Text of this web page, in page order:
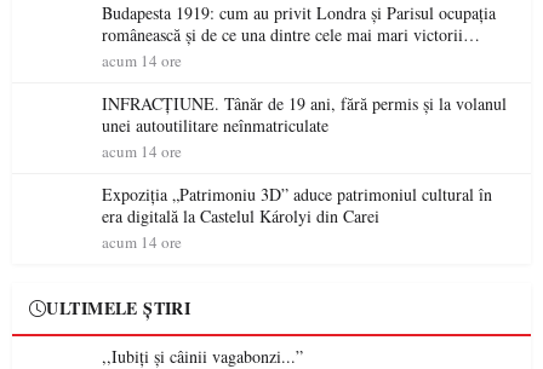
Budapesta 1919: cum au privit Londra și Parisul ocupația
românească și de ce una dintre cele mai mari victorii
militare ale României a devenit o controversă diplomatică
acum 14 ore
INFRACȚIUNE. Tânăr de 19 ani, fără permis și la volanul
unei autoutilitare neînmatriculate
acum 14 ore
Expoziția „Patrimoniu 3D” aduce patrimoniul cultural în
era digitală la Castelul Károlyi din Carei
acum 14 ore
ULTIMELE ȘTIRI
,,Iubiți și câinii vagabonzi...”